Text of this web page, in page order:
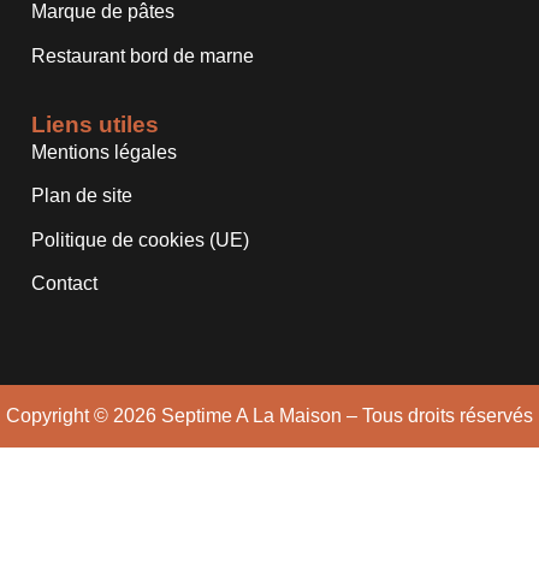
Marque de pâtes
Restaurant bord de marne
Liens utiles
Mentions légales
Plan de site
Politique de cookies (UE)
Contact
Copyright © 2026 Septime A La Maison – Tous droits réservés